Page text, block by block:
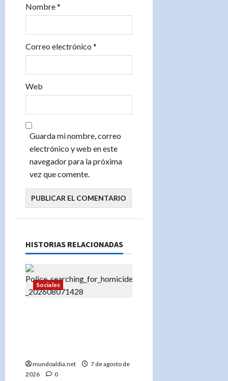
s
Nombre*
Correo electrónico *
Web
Guarda mi nombre, correo
electrónico y web en este
navegador para la próxima
vez que comente.
HISTORIAS RELACIONADAS
Sociales
mundoaldia.net
7 de agosto de
2026
0